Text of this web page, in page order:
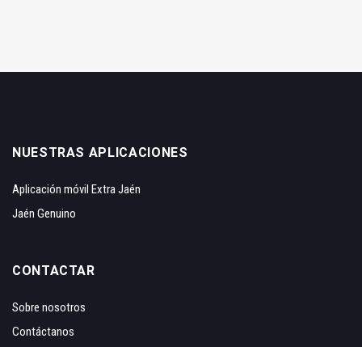
NUESTRAS APLICACIONES
Aplicación móvil Extra Jaén
Jaén Genuino
CONTACTAR
Sobre nosotros
Contáctanos